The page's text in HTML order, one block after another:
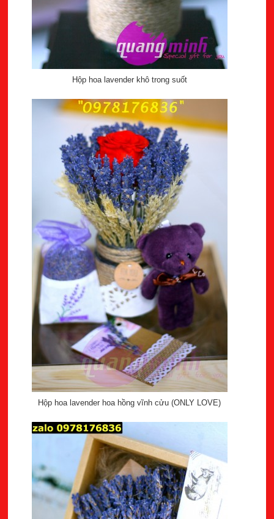
Hộp hoa lavender khô trong suốt
Hộp hoa lavender hoa hồng vĩnh cửu (ONLY LOVE)